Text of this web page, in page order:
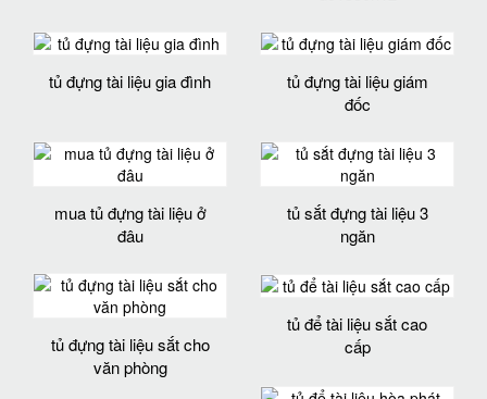
tủ đựng tài liệu gia đình
tủ đựng tài liệu giám
đốc
mua tủ đựng tài liệu ở
đâu
tủ sắt đựng tài liệu 3
ngăn
tủ đựng tài liệu sắt cho
văn phòng
tủ để tài liệu sắt cao
cấp